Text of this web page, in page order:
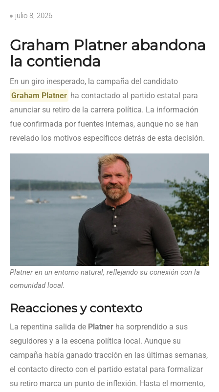
julio 8, 2026
Graham Platner abandona
la contienda
En un giro inesperado, la campaña del candidato
Graham Platner ha contactado al partido estatal para
anunciar su retiro de la carrera política. La información
fue confirmada por fuentes internas, aunque no se han
revelado los motivos específicos detrás de esta decisión.
Platner en un entorno natural, reflejando su conexión con la
comunidad local.
Reacciones y contexto
La repentina salida de Platner ha sorprendido a sus
seguidores y a la escena política local. Aunque su
campaña había ganado tracción en las últimas semanas,
el contacto directo con el partido estatal para formalizar
su retiro marca un punto de inflexión. Hasta el momento,